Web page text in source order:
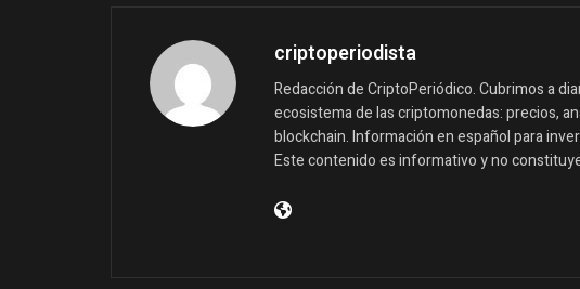
criptoperiodista
Redacción de CriptoPeriódico. Cubrimos a
ecosistema de las criptomonedas: precios,
blockchain. Información en español para
Este contenido es informativo y no